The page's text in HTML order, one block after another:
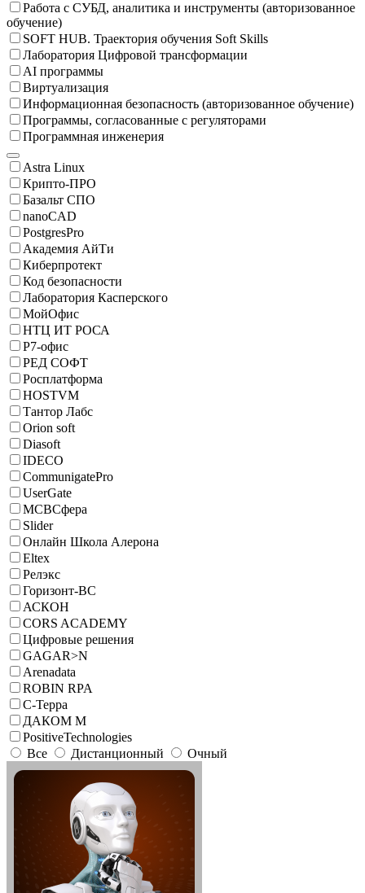
Работа с СУБД, аналитика и инструменты (авторизованное
обучение)
SOFT HUB. Траектория обучения Soft Skills
Лаборатория Цифровой трансформации
AI программы
Виртуализация
Информационная безопасность (авторизованное обучение)
Программы, согласованные с регуляторами
Программная инженерия
Astra Linux
Крипто-ПРО
Базальт СПО
nanoCAD
PostgresPro
Академия АйТи
Киберпротект
Код безопасности
Лаборатория Касперского
МойОфис
НТЦ ИТ РОСА
Р7-офис
РЕД СОФТ
Росплатформа
HOSTVM
Тантор Лабс
Orion soft
Diasoft
IDECO
CommunigatePro
UserGate
МСВСфера
Slider
Онлайн Школа Алерона
Eltex
Релэкс
Горизонт-ВС
АСКОН
CORS ACADEMY
Цифровые решения
GAGAR>N
Arenadata
ROBIN RPA
С-Терра
ДАКОМ М
PositiveTechnologies
Все
Дистанционный Очный